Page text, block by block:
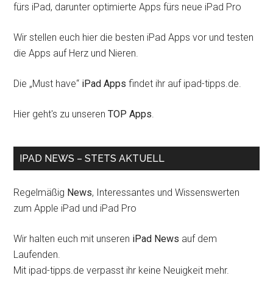
fürs iPad, darunter optimierte Apps fürs neue iPad Pro
Wir stellen euch hier die besten iPad Apps vor und testen
die Apps auf Herz und Nieren.
Die „Must have“ iPad Apps findet ihr auf ipad-tipps.de.
Hier geht's zu unserenTOP Apps.
IPAD NEWS – STETS AKTUELL
Regelmäßig News, Interessantes und Wissenswerten
zum Apple iPad und iPad Pro
Wir halten euch mit unseren iPad News auf dem
Laufenden.
Mit ipad-tipps.de verpasst ihr keine Neuigkeit mehr.